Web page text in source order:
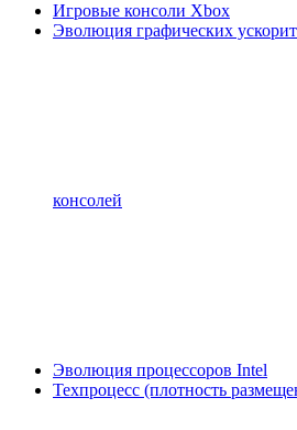
Игровые консоли Xbox
Эволюция графических
консолей
Эволюция процессоров Intel
Техпроцесс (плотность